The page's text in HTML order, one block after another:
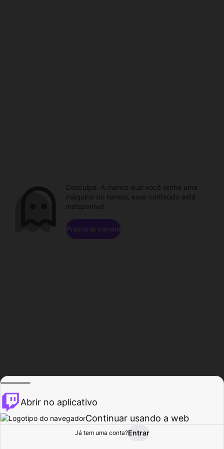
Procurar Atividade
Desculpe. A menos que você tenha uma
máquina do tempo, esse conteúdo está
indisponível.
Procurar canais
Abrir no aplicativo
Continuar usando a web
Já tem uma conta?Entrar